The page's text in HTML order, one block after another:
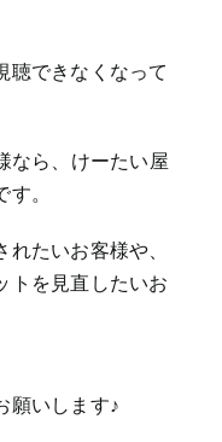
聴できなくなって
なら、けーたい屋
。
たいお客様や、
トを見直したいお
願いします♪